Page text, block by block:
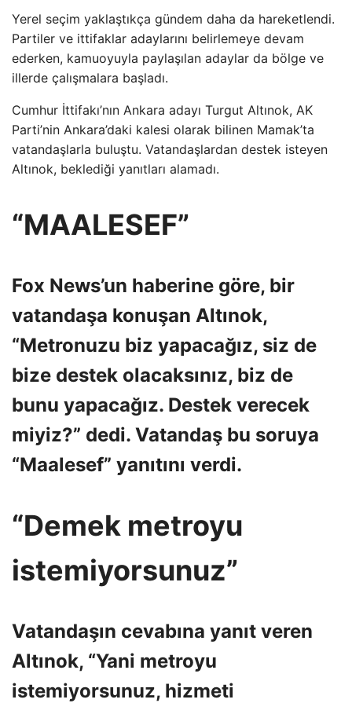
Yerel seçim yaklaştıkça gündem daha da hareketlendi.
Partiler ve ittifaklar adaylarını belirlemeye devam
ederken, kamuoyuyla paylaşılan adaylar da bölge ve
illerde çalışmalara başladı.
Cumhur İttifakı’nın Ankara adayı Turgut Altınok, AK
Parti’nin Ankara’daki kalesi olarak bilinen Mamak’ta
vatandaşlarla buluştu. Vatandaşlardan destek isteyen
Altınok, beklediği yanıtları alamadı.
“MAALESEF”
Fox News’un haberine göre, bir
vatandaşa konuşan Altınok,
“Metronuzu biz yapacağız, siz de
bize destek olacaksınız, biz de
bunu yapacağız. Destek verecek
miyiz?” dedi. Vatandaş bu soruya
“Maalesef” yanıtını verdi.
“Demek metroyu
istemiyorsunuz”
Vatandaşın cevabına yanıt veren
Altınok, “Yani metroyu
istemiyorsunuz, hizmeti